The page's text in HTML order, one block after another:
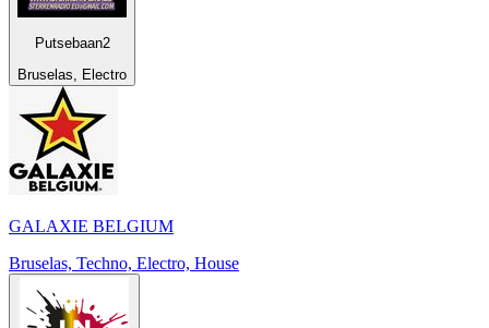
Putsebaan2
Bruselas, Electro
GALAXIE BELGIUM
Bruselas, Techno, Electro, House